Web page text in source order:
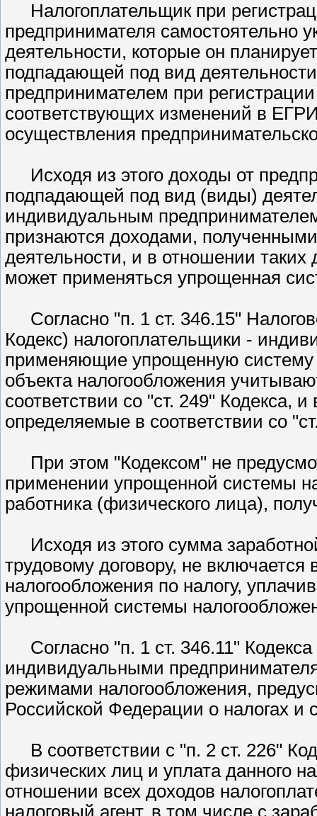
Налогоплательщик при
предпринимателя самостоятельно
деятельности, которые он
подпадающей под вид
предпринимателем при
соответствующих изменений в
осуществления
Исходя из этого доходы от
подпадающей под вид (виды)
индивидуальным
признаются доходами,
деятельности, и в отношении
может применяться упрощенная
Согласно п. 1 ст. 346.15
Кодекс) налогоплательщики -
применяющие упрощенную систему
объекта налогообложения
соответствии со
ст. 249
Кодекса,
определяемые в соответствии со
При этом Кодексом
не
применении упрощенной системы
работника (физического лица),
Исходя из этого сумма
трудовому договору, не
налогообложения по налогу,
упрощенной системы
Согласно п. 1 ст. 346.11
индивидуальными
режимами налогообложения,
Российской Федерации о налогах и
В соответствии с п. 2 ст. 226
физических лиц и уплата данного
отношении всех доходов
налоговый агент, в том числе с